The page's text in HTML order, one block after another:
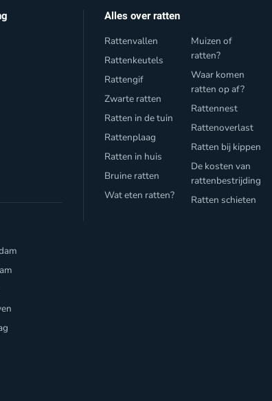
Alles over ratten
Rattenvallen
Rattenkeutels
Rattengif
Zwarte ratten
Ratten in de tuin
Rattenplaag
Ratten in huis
Bruine ratten
Wat eten ratten?
Muizen of
ratten?
Waar komen
ratten op af?
Rattennest
Rattenoverlast
Ratten bij kippen
De kosten van
rattenbestrijding
Ratten schieten